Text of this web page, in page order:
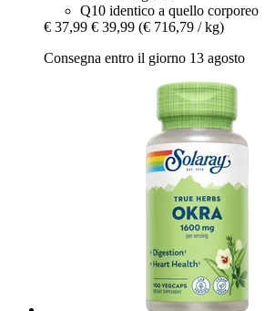
Q10 identico a quello corporeo
€ 37,99 € 39,99 (€ 716,79 / kg)
Consegna entro il giorno 13 agosto